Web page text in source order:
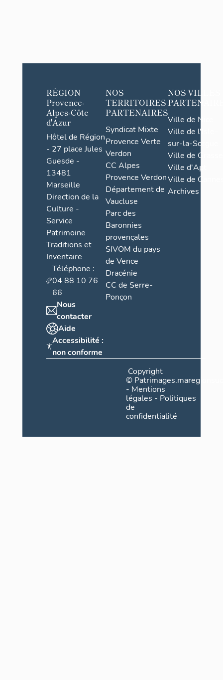
RÉGION
Provence-
Alpes-Côte
d'Azur
Hôtel de Région
- 27 place Jules
Guesde -
13481
Marseille
Direction de la
Culture -
Service
Patrimoine
Traditions et
Inventaire
Téléphone :
04 88 10 76
66
Nous
contacter
Aide
Accessibilité :
non conforme
NOS
TERRITOIRES
PARTENAIRES
Syndicat Mixte
Provence Verte
Verdon
CC Alpes
Provence Verdon
Département de
Vaucluse
Parc des
Baronnies
provençales
SIVOM du pays
de Vence
Dracénie
CC de Serre-
Ponçon
NOS VILLES
Ville de Nice
Ville de l'Isle-
sur-la-Sorgue
Ville de Grasse
Ville d'Apt
Ville de
Archives
Copyright
©
- Mentions
légales - Politiques
de
confidentialité